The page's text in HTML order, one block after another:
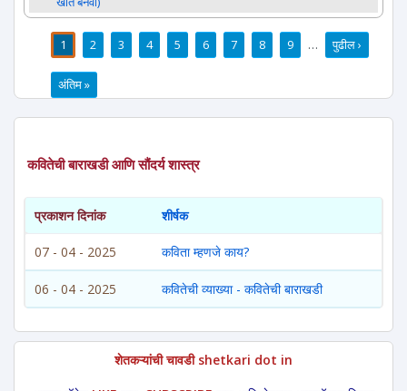
पाने 1 2 3 4 5 6 7 8 9 … पुढील ›
अंतिम »
कवितेची बाराखडी आणि सौंदर्य शास्त्र
प्रकाशन दिनांक शीर्षक
07 - 04 - 2025 कविता म्हणजे काय?
06 - 04 - 2025 कवितेची व्याख्या - कवितेची बाराखडी
शेतकऱ्यांची चावडी shetkari dot in